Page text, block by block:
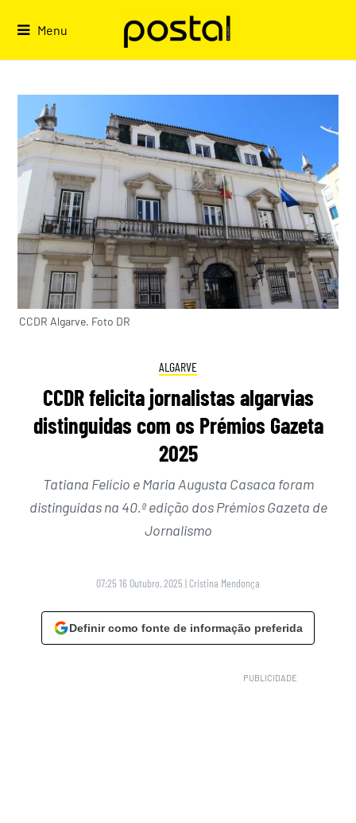
Menu
CCDR Algarve. Foto DR
ALGARVE
CCDR felicita jornalistas algarvias
distinguidas com os Prémios Gazeta
2025
Tatiana Felício e Maria Augusta Casaca foram
distinguidas na 40.ª edição dos Prémios Gazeta de
Jornalismo
07:25 16 Outubro, 2025 | Cristina Mendonça
Definir como fonte de informação preferida